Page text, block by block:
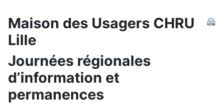
Maison des Usagers CHRU
Lille
Journées régionales
d’information et
permanences